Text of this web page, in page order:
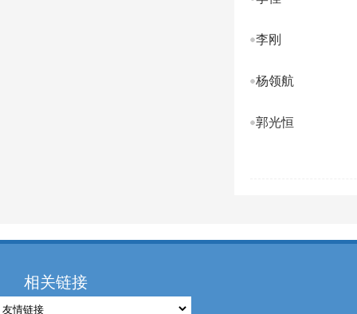
李刚
杨领航
郭光恒
相关链接